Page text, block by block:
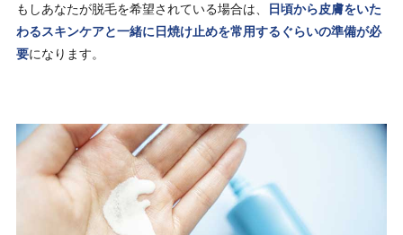
もしあなたが脱毛を希望されている場合は、
日頃から皮膚をいた
わるスキンケアと一緒に日焼け止めを常用するぐらいの準備が必
要になります。